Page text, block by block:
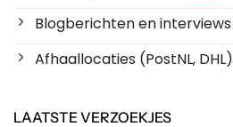
Blogberichten en interviews
Afhaallocaties (PostNL, DHL)
LAATSTE VERZOEKJES